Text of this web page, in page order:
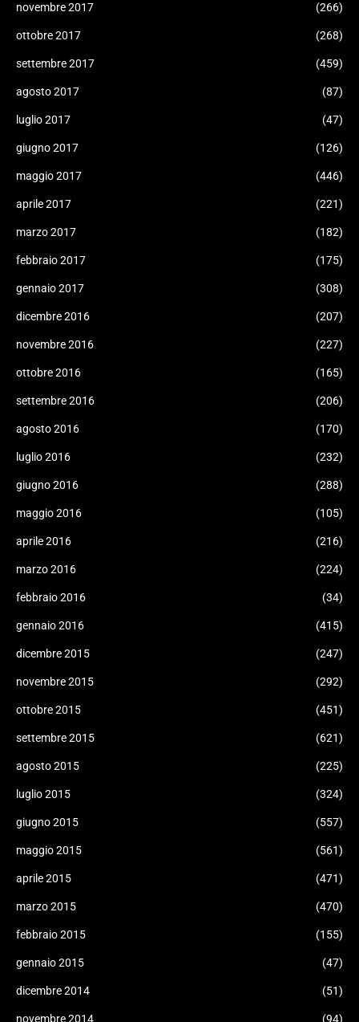
novembre 2017 (266)
ottobre 2017 (268)
settembre 2017 (459)
agosto 2017 (87)
luglio 2017 (47)
giugno 2017 (126)
maggio 2017 (446)
aprile 2017 (221)
marzo 2017 (182)
febbraio 2017 (175)
gennaio 2017 (308)
dicembre 2016 (207)
novembre 2016 (227)
ottobre 2016 (165)
settembre 2016 (206)
agosto 2016 (170)
luglio 2016 (232)
giugno 2016 (288)
maggio 2016 (105)
aprile 2016 (216)
marzo 2016 (224)
febbraio 2016 (34)
gennaio 2016 (415)
dicembre 2015 (247)
novembre 2015 (292)
ottobre 2015 (451)
settembre 2015 (621)
agosto 2015 (225)
luglio 2015 (324)
giugno 2015 (557)
maggio 2015 (561)
aprile 2015 (471)
marzo 2015 (470)
febbraio 2015 (155)
gennaio 2015 (47)
dicembre 2014 (51)
novembre 2014 (94)